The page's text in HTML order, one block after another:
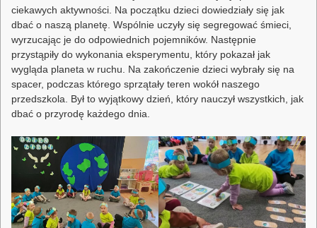
ciekawych aktywności. Na początku dzieci dowiedziały się jak
dbać o naszą planetę. Wspólnie uczyły się segregować śmieci,
wyrzucając je do odpowiednich pojemników. Następnie
przystąpiły do wykonania eksperymentu, który pokazał jak
wygląda planeta w ruchu. Na zakończenie dzieci wybrały się na
spacer, podczas którego sprzątały teren wokół naszego
przedszkola. Był to wyjątkowy dzień, który nauczył wszystkich, jak
dbać o przyrodę każdego dnia.